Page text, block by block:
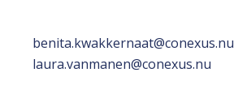
benita.kwakkernaat@conexus.nu
laura.vanmanen@conexus.nu